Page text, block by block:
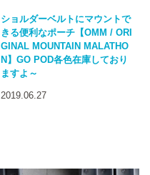
ショルダーベルトにマウントで
きる便利なポーチ【OMM / ORI
GINAL MOUNTAIN MALATHO
N】GO POD各色在庫しており
ますよ～
2019.06.27